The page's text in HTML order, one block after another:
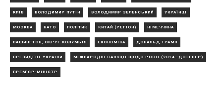
КИЇВ ВОЛОДИМИР ПУТІН ВОЛОДИМИР ЗЕЛЕНСЬКИЙ УКРАЇНЦІ
МОСКВА НАТО ПОЛІТИК КИТАЙ (РЕГІОН) НІМЕЧЧИНА
ВАШИНГТОН, ОКРУГ КОЛУМБІЯ ЕКОНОМІКА ДОНАЛЬД ТРАМП
ПРЕЗИДЕНТ УКРАЇНИ МІЖНАРОДНІ САНКЦІЇ ЩОДО РОСІЇ (2014—ДОТЕПЕР)
ПРЕМ'ЄР-МІНІСТР